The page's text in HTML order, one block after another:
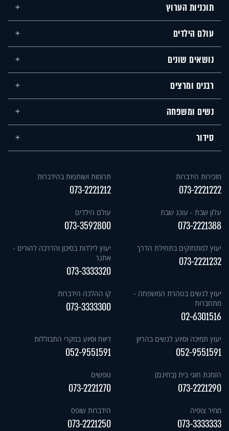
תוכניות הערוץ
עולם הילדים
נושאים שונים
רבנים ומרצים
נשים ומשפחה
סידור
מזכירות הידברות
073-2221222
תרומות ושותפות בהידברות
073-2221212
עלון שבת - עונג שבת
073-2221388
עולם הילדים
073-3592800
יעוץ למתחזקים בתחילת הדרך
073-2221232
יעוץ לילדות בסיכון והדרכה להורים -
אתגר
073-3333320
יעוץ לנשים בטהרת המשפחה -
מתחברות
02-6301516
קו ההלכה הידברות
073-3333300
יעוץ תמיכה וסיוע לנשים בהריון
052-9551591
דיווח וסיוע במקרי התבוללות
052-9551591
הזמנת חוגי בית (בחינם)
073-2221290
נופשים
073-2221270
ממיר צופיה
073-3333333
הידברות שופס
073-2221250